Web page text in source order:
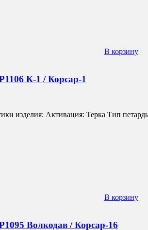
В корзину
К-1 / Корсар-1
изделия: Активация: Терка Тип
В корзину
Волкодав / Корсар-16